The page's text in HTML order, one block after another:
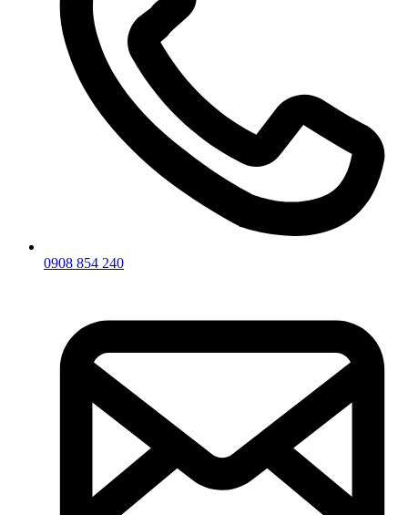
0908 854 240